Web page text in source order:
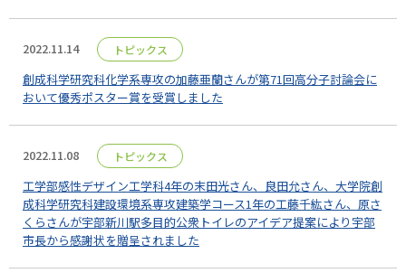
2022.11.14 トピックス
創成科学研究科化学系専攻の加藤亜蘭さんが第71回高分子討論会に
おいて優秀ポスター賞を受賞しました
2022.11.08 トピックス
工学部感性デザイン工学科4年の末田光さん、良田允さん、大学院創
成科学研究科建設環境系専攻建築学コース1年の工藤千紘さん、原さ
くらさんが宇部新川駅多目的公衆トイレのアイデア提案により宇部
市長から感謝状を贈呈されました